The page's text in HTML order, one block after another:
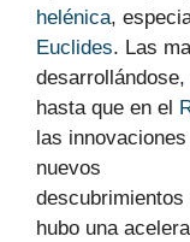
helénica,
Euclides. Las
hasta que en el
las
nuevos
hubo una